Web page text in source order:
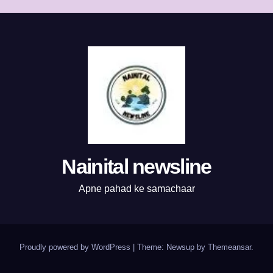
Nainital newsline
Apne pahad ke samachaar
Proudly powered by WordPress | Theme: Newsup by Themeansar.